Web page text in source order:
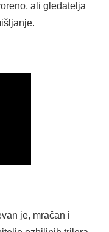
ali gledatelja
je, mračan i